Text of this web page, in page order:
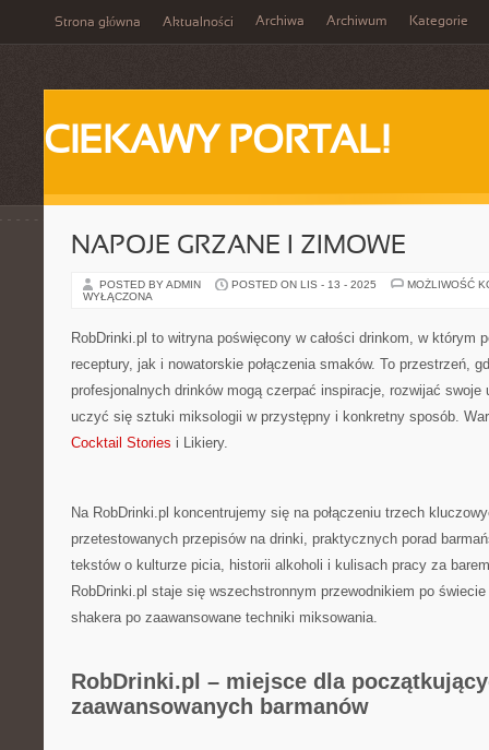
Strona główna Aktualności Archiwa Archiwum Kategorie
CIEKAWY PORTAL!
NAPOJE GRZANE I ZIMOWE
POSTED BY ADMIN POSTED ON LIS - 13 - 2025
MOŻLIWOŚĆ
WYŁĄCZONA
RobDrinki.pl to witryna poświęcony w całości drinkom, w którym
receptury, jak i nowatorskie połączenia smaków. To przestrzeń,
profesjonalnych drinków mogą czerpać inspiracje, rozwijać swoje
uczyć się sztuki miksologii w przystępny i konkretny sposób.
Cocktail Stories i Likiery.
Na RobDrinki.pl koncentrujemy się na połączeniu trzech
przetestowanych przepisów na drinki, praktycznych porad
tekstów o kulturze picia, historii alkoholi i kulisach pracy za
RobDrinki.pl staje się wszechstronnym przewodnikiem po
shakera po zaawansowane techniki miksowania.
RobDrinki.pl – miejsce dla
zaawansowanych barmanów